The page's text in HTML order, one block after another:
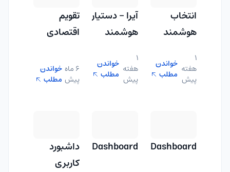
انتخاب
هوشمند
1
هفته
پیش
خواندن
مطلب
آیرا – دستیار
هوشمند
1
هفته
پیش
خواندن
مطلب
تقویم
اقتصادی
6 ماه
پیش
خواندن
مطلب
Dashboard
Dashboard
داشبورد
کاربری